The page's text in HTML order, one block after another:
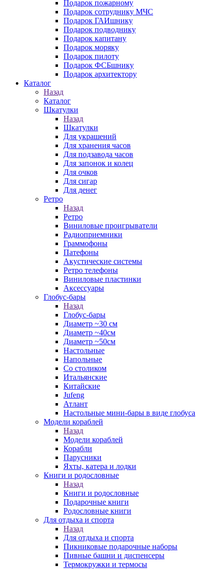
Подарок пожарному
Подарок сотруднику МЧС
Подарок ГАИшнику
Подарок подводнику
Подарок капитану
Подарок моряку
Подарок пилоту
Подарок ФСБшнику
Подарок архитектору
Каталог
Назад
Каталог
Шкатулки
Назад
Шкатулки
Для украшений
Для хранения часов
Для подзавода часов
Для запонок и колец
Для очков
Для сигар
Для денег
Ретро
Назад
Ретро
Виниловые проигрыватели
Радиоприемники
Граммофоны
Патефоны
Акустические системы
Ретро телефоны
Виниловые пластинки
Аксессуары
Глобус-бары
Назад
Глобус-бары
Диаметр ~30 см
Диаметр ~40см
Диаметр ~50см
Настольные
Напольные
Со столиком
Итальянские
Китайские
Jufeng
Атлант
Настольные мини-бары в виде глобуса
Модели кораблей
Назад
Модели кораблей
Корабли
Парусники
Яхты, катера и лодки
Книги и родословные
Назад
Книги и родословные
Подарочные книги
Родословные книги
Для отдыха и спорта
Назад
Для отдыха и спорта
Пикниковые подарочные наборы
Пивные башни и диспенсеры
Термокружки и термосы